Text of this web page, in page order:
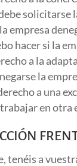
solicitarse
empresa
hacer si la
a la
la
a una
en otra
tenéis a